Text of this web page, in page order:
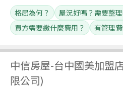
中信房屋-台中國美加盟
限公司)
格局為何？
屋況好嗎？需要整理
買方需要繳什麼費用？
有管理